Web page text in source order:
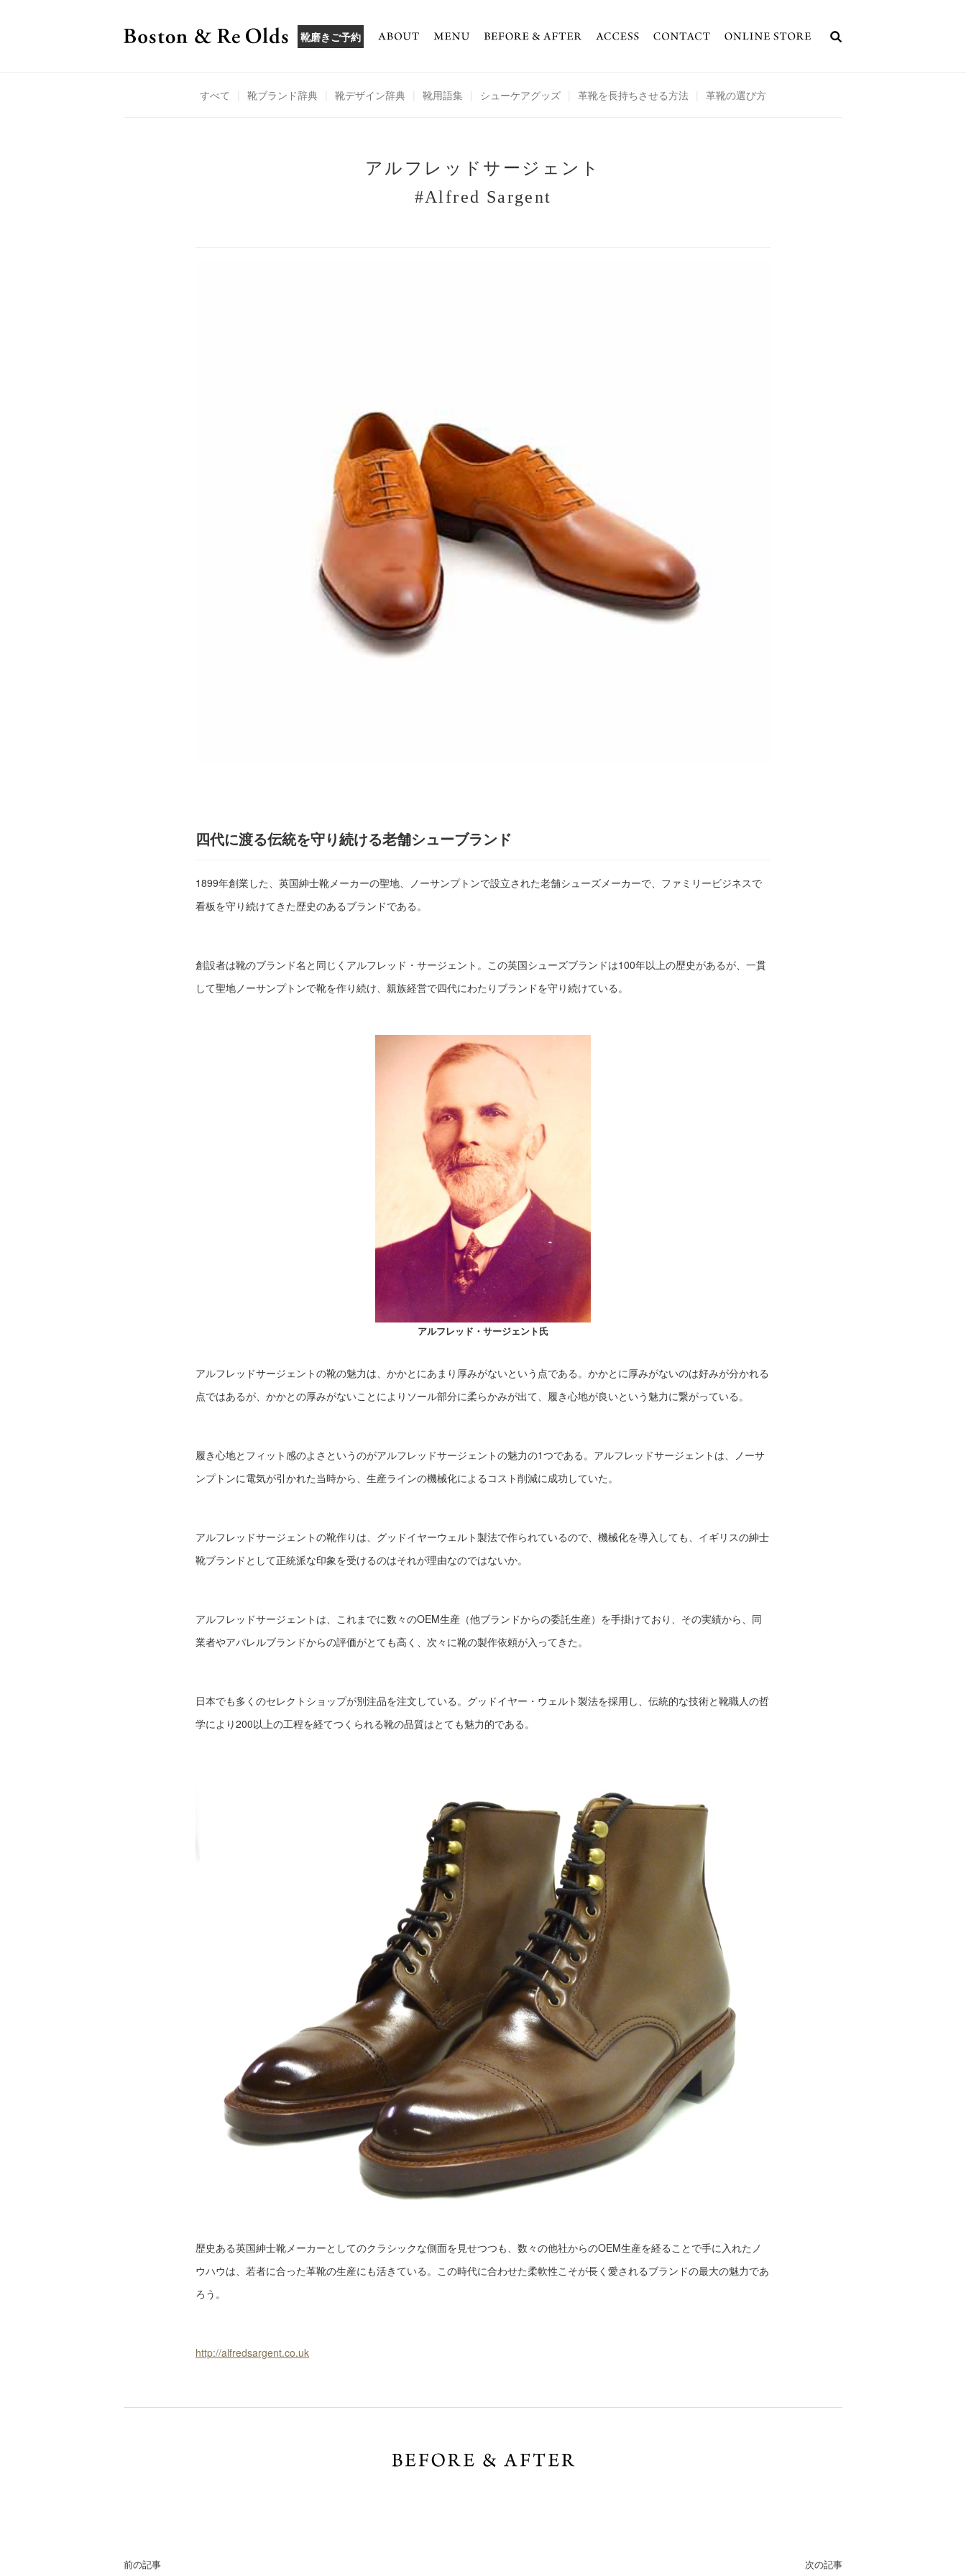
靴磨きご予約
すべて 靴ブランド辞典 靴デザイン辞典 靴用語集 シューケアグッズ 革靴を長持ちさせる方法 革靴の選び方
アルフレッドサージェント
#Alfred Sargent
四代に渡る伝統を守り続ける老舗シューブランド
1899年創業した、英国紳士靴メーカーの聖地、ノーサンプトンで設立された老舗シューズメーカーで、ファミリービジネスで
看板を守り続けてきた歴史のあるブランドである。
創設者は靴のブランド名と同じくアルフレッド・サージェント。この英国シューズブランドは100年以上の歴史があるが、一貫
して聖地ノーサンプトンで靴を作り続け、親族経営で四代にわたりブランドを守り続けている。
アルフレッド・サージェント氏
アルフレッドサージェントの靴の魅力は、かかとにあまり厚みがないという点である。かかとに厚みがないのは好みが分かれる
点ではあるが、かかとの厚みがないことによりソール部分に柔らかみが出て、履き心地が良いという魅力に繋がっている。
履き心地とフィット感のよさというのがアルフレッドサージェントの魅力の1つである。アルフレッドサージェントは、ノーサ
ンプトンに電気が引かれた当時から、生産ラインの機械化によるコスト削減に成功していた。
アルフレッドサージェントの靴作りは、グッドイヤーウェルト製法で作られているので、機械化を導入しても、イギリスの紳士
靴ブランドとして正統派な印象を受けるのはそれが理由なのではないか。
アルフレッドサージェントは、これまでに数々のOEM生産（他ブランドからの委託生産）を手掛けており、その実績から、同
業者やアパレルブランドからの評価がとても高く、次々に靴の製作依頼が入ってきた。
日本でも多くのセレクトショップが別注品を注文している。グッドイヤー・ウェルト製法を採用し、伝統的な技術と靴職人の哲
学により200以上の工程を経てつくられる靴の品質はとても魅力的である。
歴史ある英国紳士靴メーカーとしてのクラシックな側面を見せつつも、数々の他社からのOEM生産を経ることで手に入れたノ
ウハウは、若者に合った革靴の生産にも活きている。この時代に合わせた柔軟性こそが長く愛されるブランドの最大の魅力であ
ろう。
http://alfredsargent.co.uk
前の記事 次の記事